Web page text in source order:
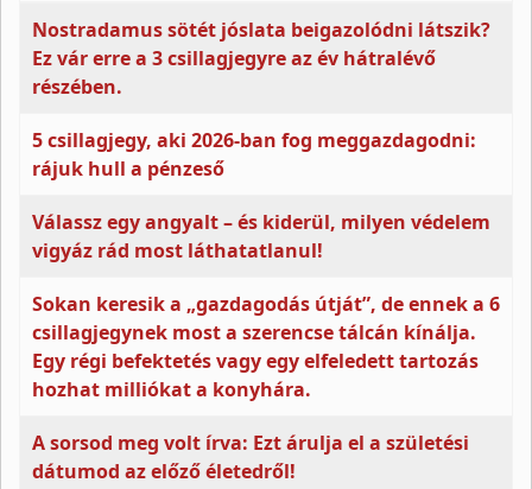
Nostradamus sötét jóslata beigazolódni látszik?
Ez vár erre a 3 csillagjegyre az év hátralévő
részében.
5 csillagjegy, aki 2026-ban fog meggazdagodni:
rájuk hull a pénzeső
Válassz egy angyalt – és kiderül, milyen védelem
vigyáz rád most láthatatlanul!
Sokan keresik a „gazdagodás útját”, de ennek a 6
csillagjegynek most a szerencse tálcán kínálja.
Egy régi befektetés vagy egy elfeledett tartozás
hozhat milliókat a konyhára.
A sorsod meg volt írva: Ezt árulja el a születési
dátumod az előző életedről!